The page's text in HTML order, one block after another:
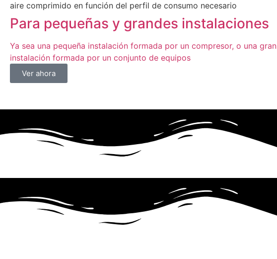
aire comprimido en función del perfil de consumo necesario
Para pequeñas y grandes instalaciones
Ya sea una pequeña instalación formada por un compresor, o una gran
instalación formada por un conjunto de equipos
Ver ahora